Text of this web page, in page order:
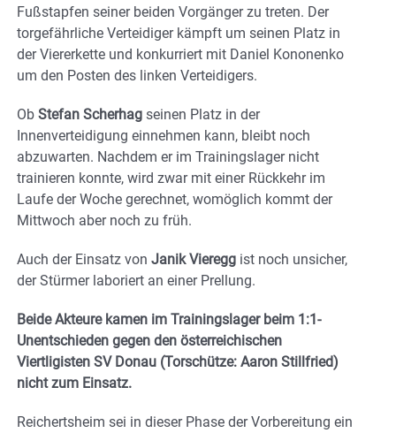
Fußstapfen seiner beiden Vorgänger zu treten. Der
torgefährliche Verteidiger kämpft um seinen Platz in
der Viererkette und konkurriert mit Daniel Kononenko
um den Posten des linken Verteidigers.
Ob Stefan Scherhag seinen Platz in der
Innenverteidigung einnehmen kann, bleibt noch
abzuwarten. Nachdem er im Trainingslager nicht
trainieren konnte, wird zwar mit einer Rückkehr im
Laufe der Woche gerechnet, womöglich kommt der
Mittwoch aber noch zu früh.
Auch der Einsatz von Janik Vieregg ist noch unsicher,
der Stürmer laboriert an einer Prellung.
Beide Akteure kamen im Trainingslager beim 1:1-
Unentschieden gegen den österreichischen
Viertligisten SV Donau (Torschütze: Aaron Stillfried)
nicht zum Einsatz.
Reichertsheim sei in dieser Phase der Vorbereitung ein